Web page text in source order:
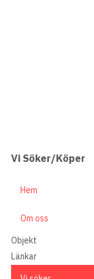
Vi Söker/Köper
Hem
Om oss
Objekt
Länkar